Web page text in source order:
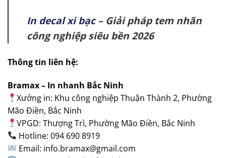
In decal xi bạc– Giải pháp tem nhãn
công nghiệp siêu bền 2026
Thông tin liên hệ:
Bramax – In nhanh Bắc Ninh
Xưởng in: Khu công nghiệp Thuận Thành 2, Phường
Mão Điền, Bắc Ninh
VPGD: Thượng Trì, Phường Mão Điền, Bắc Ninh
Hotline: 094 690 8919
Email: info.bramax@gmail.com